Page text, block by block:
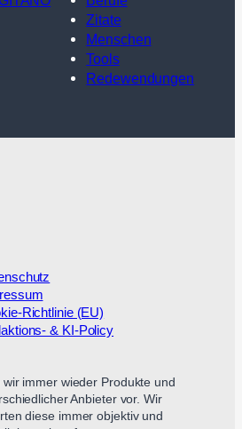
Zitate
Menschen
Tools
Redewendungen
Richtlinie (EU)
& KI-Policy
wir immer wieder Produkte und
Anbieter vor. Wir
diese immer objektiv und